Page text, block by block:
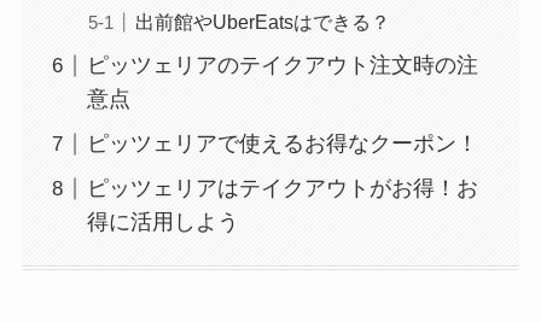
出前館やUberEatsはできる？
ピッツェリアのテイクアウト注文時の注
意点
ピッツェリアで使えるお得なクーポン！
ピッツェリアはテイクアウトがお得！お
得に活用しよう